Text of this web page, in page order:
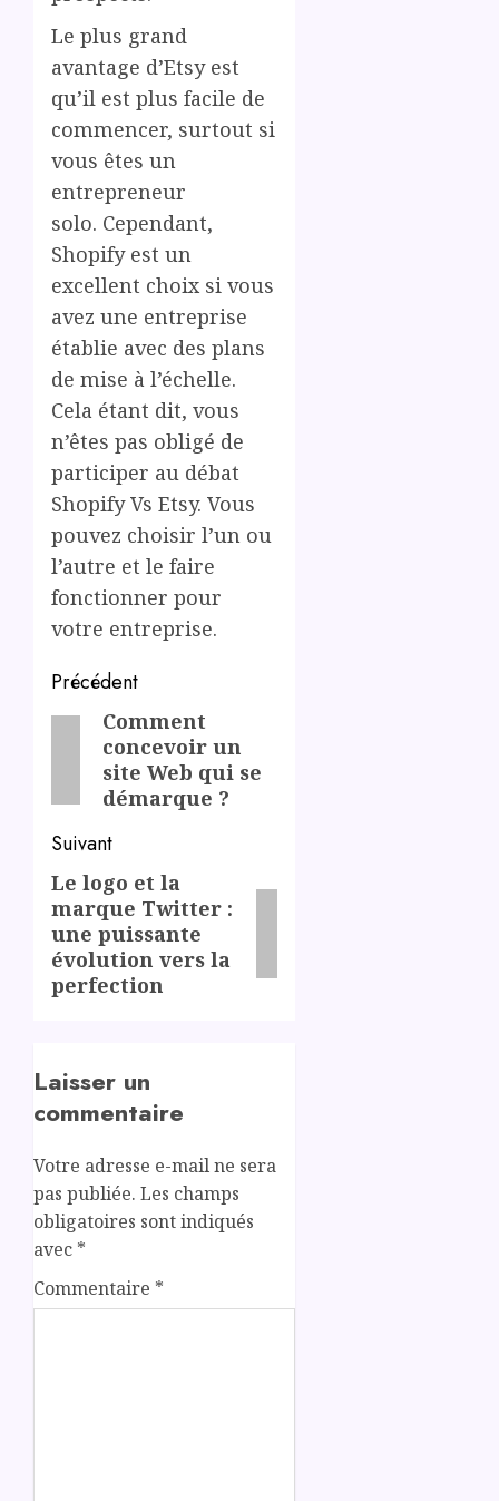
Le plus grand
avantage d’Etsy est
qu’il est plus facile de
commencer, surtout si
vous êtes un
entrepreneur
solo. Cependant,
Shopify est un
excellent choix si vous
avez une entreprise
établie avec des plans
de mise à l’échelle.
Cela étant dit, vous
n’êtes pas obligé de
participer au débat
Shopify Vs Etsy. Vous
pouvez choisir l’un ou
l’autre et le faire
fonctionner pour
votre entreprise.
Post
navigation
Précédent
PreviousComment
concevoir un
site Web qui se
démarque ?
Suivant
Next
post:
Le logo et la
marque Twitter :
une puissante
évolution vers la
perfection
Laisser un
commentaire
Votre adresse e-mail ne sera
pas publiée. Les champs
obligatoires sont indiqués
avec *
Commentaire *